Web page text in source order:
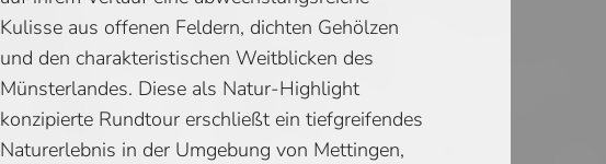
Kulisse aus offenen Feldern, dichten Gehölzen
und den charakteristischen Weitblicken des
Münsterlandes. Diese als Natur-Highlight
konzipierte Rundtour erschließt ein tiefgreifendes
Naturerlebnis in der Umgebung von Mettingen,